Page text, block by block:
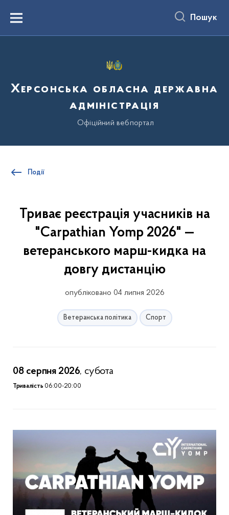
вмістуMenu Пошук
Херсонська обласна державна
адміністрація
Офіційний вебпортал
Події
Триває реєстрація учасників на
"Carpathian Yomp 2026" —
ветеранського марш-кидка на
довгу дистанцію
опубліковано 04 липня 2026
Ветеранська політика Спорт
08 серпня 2026, субота
Тривалість 06:00-20:00